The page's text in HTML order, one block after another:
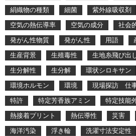
絹織物の種類
細菌 紫外線吸収剤
空気の熱伝導率
空気の成分 社会
発がん性物質
発がん性 用語
生産背景
生殖毒性 生地糸飛び出
生分解性
生分解 環状シロキサン
環境ホルモン
環境 現場探訪 仕
特許
特定芳香族アミン 特定技能
熱接着プリント
熱伝導性 災害
海洋汚染
浮き輪 洗濯寸法安定性